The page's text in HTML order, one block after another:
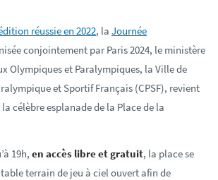
réussie en 2022, la Journée
conjointement par Paris 2024, le ministère
Olympiques et Paralympiques, la Ville de
et Sportif Français (CPSF), revient
célèbre esplanade de la Place de la
19h, en accès libre et gratuit, la place se
terrain de jeu à ciel ouvert afin de